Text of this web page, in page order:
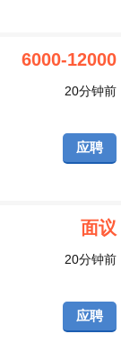
6000-12000
20分钟前
应聘
面议
20分钟前
应聘